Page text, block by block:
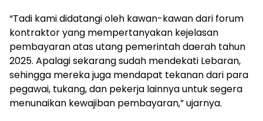
“Tadi kami didatangi oleh kawan-kawan dari forum
kontraktor yang mempertanyakan kejelasan
pembayaran atas utang pemerintah daerah tahun
2025. Apalagi sekarang sudah mendekati Lebaran,
sehingga mereka juga mendapat tekanan dari para
pegawai, tukang, dan pekerja lainnya untuk segera
menunaikan kewajiban pembayaran,” ujarnya.